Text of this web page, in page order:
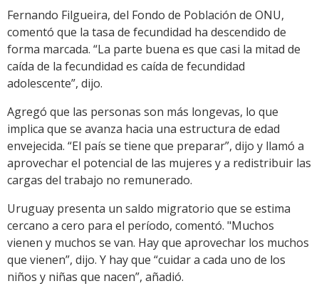
Fernando Filgueira, del Fondo de Población de ONU,
comentó que la tasa de fecundidad ha descendido de
forma marcada. “La parte buena es que casi la mitad de
caída de la fecundidad es caída de fecundidad
adolescente”, dijo.
Agregó que las personas son más longevas, lo que
implica que se avanza hacia una estructura de edad
envejecida. “El país se tiene que preparar”, dijo y llamó a
aprovechar el potencial de las mujeres y a redistribuir las
cargas del trabajo no remunerado.
Uruguay presenta un saldo migratorio que se estima
cercano a cero para el período, comentó. "Muchos
vienen y muchos se van. Hay que aprovechar los muchos
que vienen”, dijo. Y hay que “cuidar a cada uno de los
niños y niñas que nacen”, añadió.